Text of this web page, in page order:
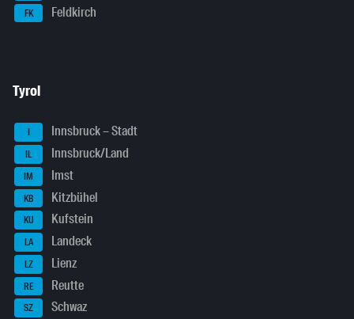
FK Feldkirch
Tyrol
I Innsbruck – Stadt
IL Innsbruck/Land
IM Imst
KB Kitzbühel
KU Kufstein
LA Landeck
LZ Lienz
RE Reutte
SZ Schwaz